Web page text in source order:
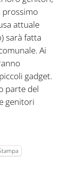
prossimo
attuale
sarà fatta
Ai
gadget.
parte del
genitori